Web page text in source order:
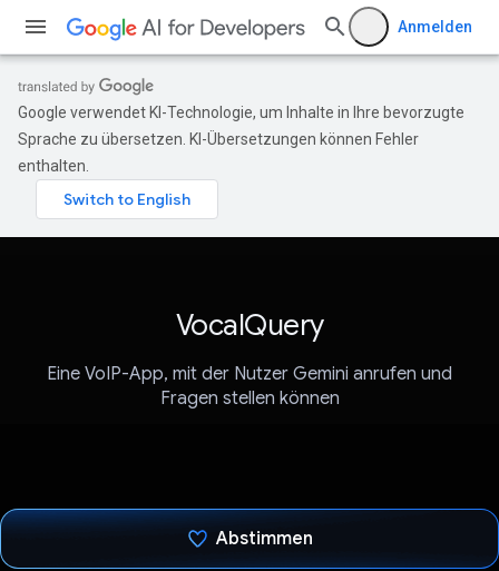
Anmelden
Google verwendet KI-Technologie, um Inhalte in Ihre bevorzugte
Sprache zu übersetzen. KI-Übersetzungen können Fehler
enthalten.
VocalQuery
Eine VoIP-App, mit der Nutzer Gemini anrufen und
Fragen stellen können
Abstimmen